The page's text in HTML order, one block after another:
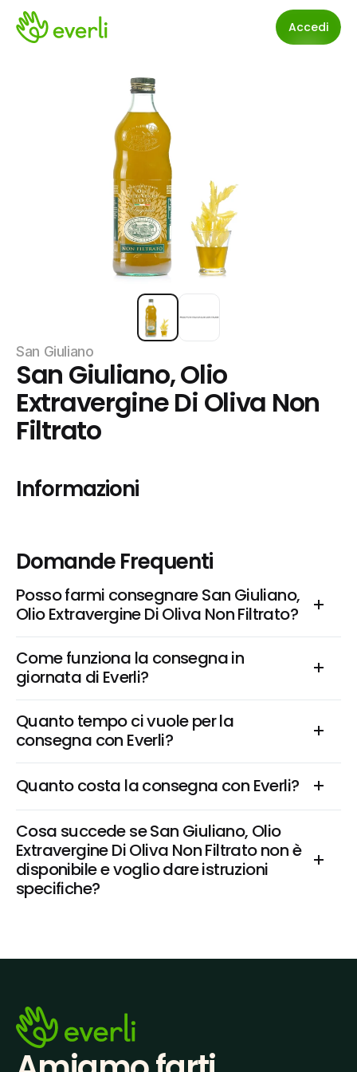
Accedi
San Giuliano
San Giuliano, Olio
Extravergine Di Oliva Non
Filtrato
Informazioni
Domande Frequenti
Posso farmi consegnare San Giuliano,
Olio Extravergine Di Oliva Non Filtrato?
Come funziona la consegna in
giornata di Everli?
Quanto tempo ci vuole per la
consegna con Everli?
Quanto costa la consegna con Everli?
Cosa succede se San Giuliano, Olio
Extravergine Di Oliva Non Filtrato non è
disponibile e voglio dare istruzioni
specifiche?